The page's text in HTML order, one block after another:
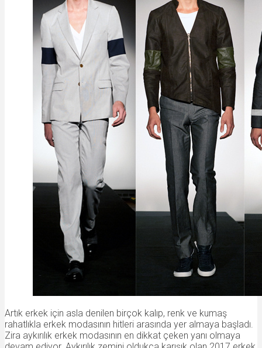
Artık erkek için asla denilen birçok kalıp, renk ve kumaş
rahatlıkla erkek modasının hitleri arasında yer almaya başladı.
Zira aykırılık erkek modasının en dikkat çeken yanı olmaya